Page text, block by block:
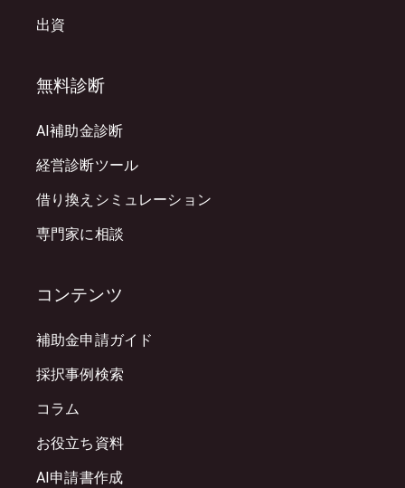
出資
無料診断
AI補助金診断
経営診断ツール
借り換えシミュレーション
専門家に相談
コンテンツ
補助金申請ガイド
採択事例検索
コラム
お役立ち資料
AI申請書作成